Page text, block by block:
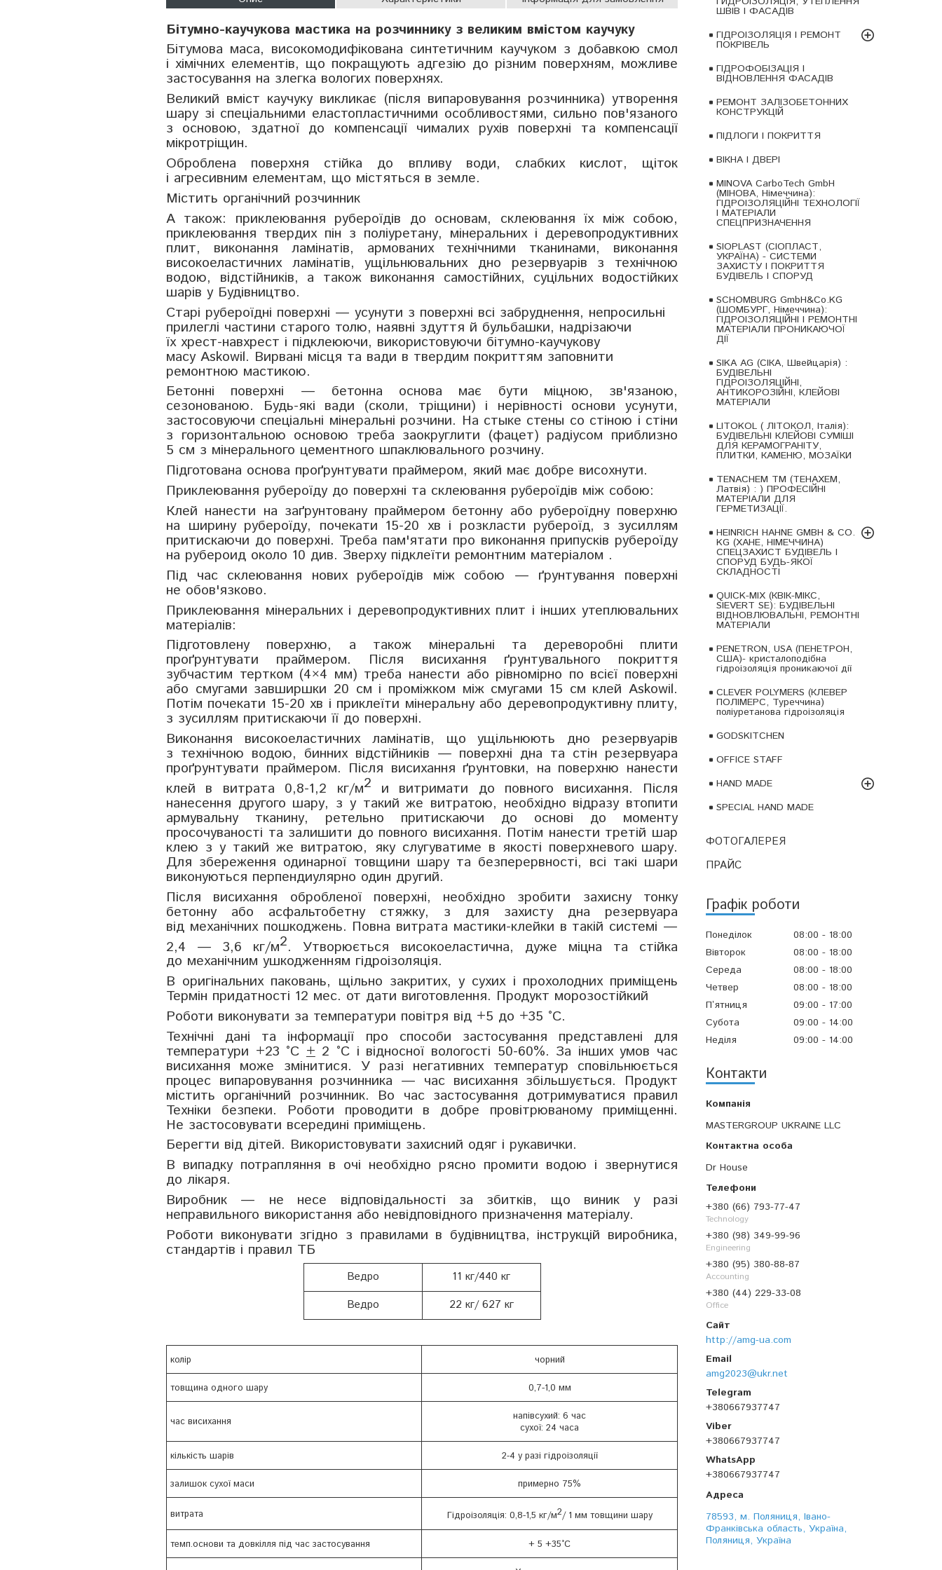
ШВІВ І ФАСАДІВ
ГІДРОІЗОЛЯЦІЯ І РЕМОНТ
ПОКРІВЕЛЬ
ГІДРОФОБІЗАЦІЯ І
ВІДНОВЛЕННЯ ФАСАДІВ
РЕМОНТ ЗАЛІЗОБЕТОННИХ
КОНСТРУКЦІЙ
ПІДЛОГИ І ПОКРИТТЯ
ВІКНА І ДВЕРІ
MINOVA CarboTech GmbH
(МІНОВА, Німеччина):
ГІДРОІЗОЛЯЦІЙНІ ТЕХНОЛОГІЇ
І МАТЕРІАЛИ
СПЕЦПРИЗНАЧЕННЯ
SIOPLAST (СІОПЛАСТ,
УКРАЇНА) - СИСТЕМИ
ЗАХИСТУ І ПОКРИТТЯ
БУДІВЕЛЬ І СПОРУД
SCHOMBURG GmbH&Co.KG
(ШОМБУРГ, Німеччина):
ГІДРОІЗОЛЯЦІЙНІ І РЕМОНТНІ
МАТЕРІАЛИ ПРОНИКАЮЧОЇ
ДІЇ
SIKA AG (СІКА, Швейцарія) :
БУДІВЕЛЬНІ
ГІДРОІЗОЛЯЦІЙНІ,
АНТИКОРОЗІЙНІ, КЛЕЙОВІ
МАТЕРІАЛИ
LITOKOL ( ЛІТОКОЛ, Італія):
БУДІВЕЛЬНІ КЛЕЙОВІ СУМІШІ
ДЛЯ КЕРАМОГРАНІТУ,
ПЛИТКИ, КАМЕНЮ, МОЗАЇКИ
TENACHEM ТМ (ТЕНАХЕМ,
Латвія) : ) ПРОФЕСІЙНІ
МАТЕРІАЛИ ДЛЯ
ГЕРМЕТИЗАЦІЇ.
HEINRICH HAHNE GMBH & CO.
KG (ХАНЕ, НІМЕЧЧИНА)
СПЕЦЗАХИСТ БУДІВЕЛЬ І
СПОРУД БУДЬ-ЯКОЇ
СКЛАДНОСТІ
QUICK-MIX (КВІК-МІКС,
SIEVERT SE): БУДІВЕЛЬНІ
ВІДНОВЛЮВАЛЬНІ, РЕМОНТНІ
МАТЕРІАЛИ
PENETRON, USA (ПЕНЕТРОН,
США)- кристалоподібна
гідроізоляція проникаючої дії
CLEVER POLYMERS (КЛЕВЕР
ПОЛІМЕРС, Туреччина)
поліуретанова гідроізоляція
GODSKITCHEN
OFFICE STAFF
HAND MADE
SPECIAL HAND MADE
ФОТОГАЛЕРЕЯ
ПРАЙС
Графік роботи
Понеділок 08:00
18:00
Вівторок
08:00
18:00
Середа
08:00
18:00
Четвер
08:00
18:00
Пʼятниця
09:00
17:00
Субота
09:00
14:00
Неділя
09:00 14:00
Контакти
MASTERGROUP UKRAINE LLC
Dr House
+380 (66) 793-77-47
Technology
+380 (98) 349-99-96
Engineering
+380 (95) 380-88-87
Accounting
+380 (44) 229-33-08
Office
http://amg-ua.com
amg2023@ukr.net
+380667937747
+380667937747
+380667937747
78593, м. Поляниця, Івано-
Франківська область, Україна,
Поляниця, Україна
Бітумно-каучукова мастика на розчиннику з великим вмістом каучуку
Бітумова маса, високомодифікована синтетичним каучуком з добавкою смол
і хімічних елементів, що покращують адгезію до різним поверхням, можливе
застосування на злегка вологих поверхнях.
Великий вміст каучуку викликає (після випаровування розчинника) утворення
шару зі спеціальними еластопластичними особливостями, сильно пов'язаного
з основою, здатної до компенсації чималих рухів поверхні та компенсації
мікротріщин.
Оброблена поверхня стійка до впливу води, слабких кислот, щіток
і агресивним елементам, що містяться в земле.
Містить органічний розчинник
А також: приклеювання рубероїдів до основам, склеювання їх між собою,
приклеювання твердих пін з поліуретану, мінеральних і деревопродуктивних
плит, виконання ламінатів, армованих технічними тканинами, виконання
високоеластичних ламінатів, ущільнювальних дно резервуарів з технічною
водою, відстійників, а також виконання самостійних, суцільних водостійких
шарів у Будівництво.
Старі рубероїдні поверхні — усунути з поверхні всі забруднення, непросильні
прилеглі частини старого толю, наявні здуття й бульбашки, надрізаючи
їх хрест-навхрест і підклеюючи, використовуючи бітумно-каучукову
масу Askowil. Вирвані місця та вади в твердим покриттям заповнити
ремонтною мастикою.
Бетонні поверхні — бетонна основа має бути міцною, зв'язаною,
сезонованою. Будь-які вади (сколи, тріщини) і нерівності основи усунути,
застосовуючи спеціальні мінеральні розчини. На стыке стены со стіною і стіни
з горизонтальною основою треба заокруглити (фацет) радіусом приблизно
5 см з мінерального цементного шпаклювального розчину.
Підготована основа проґрунтувати праймером, який має добре висохнути.
Приклеювання рубероїду до поверхні та склеювання рубероїдів між собою:
Клей нанести на заґрунтовану праймером бетонну або рубероїдну поверхню
на ширину рубероїду, почекати 15-20 хв і розкласти рубероїд, з зусиллям
притискаючи до поверхні. Треба пам'ятати про виконання припусків рубероїду
на рубероид около 10 див. Зверху підклеїти ремонтним матеріалом .
Під час склеювання нових рубероїдів між собою — ґрунтування поверхні
не обов'язково.
Приклеювання мінеральних і деревопродуктивних плит і інших утеплювальних
матеріалів:
Підготовлену поверхню, а також мінеральні та дереворобні плити
проґрунтувати праймером. Після висихання ґрунтувального покриття
зубчастим тертком (4×4 мм) треба нанести або рівномірно по всієї поверхні
або смугами завширшки 20 см і проміжком між смугами 15 см клей Askowil.
Потім почекати 15-20 хв і приклеїти мінеральну або деревопродуктивну плиту,
з зусиллям притискаючи її до поверхні.
Виконання високоеластичних ламінатів, що ущільнюють дно резервуарів
з технічною водою, бинних відстійників — поверхні дна та стін резервуара
проґрунтувати праймером. Після висихання ґрунтовки, на поверхню нанести
клей в витрата 0,8-1,2 кг/м2 и витримати до повного висихання. Після
нанесення другого шару, з у такий же витратою, необхідно відразу втопити
армувальну тканину, ретельно притискаючи до основі до моменту
просочуваності та залишити до повного висихання. Потім нанести третій шар
клею з у такий же витратою, яку слугуватиме в якості поверхневого шару.
Для збереження одинарної товщини шару та безперервності, всі такі шари
виконуються перпендиулярно один другий.
Після висихання обробленої поверхні, необхідно зробити захисну тонку
бетонну або асфальтобетну стяжку, з для захисту дна резервуара
від механічних пошкоджень. Повна витрата мастики-клейки в такій системі —
2,4 — 3,6 кг/м2. Утворюється високоеластична, дуже міцна та стійка
до механічним ушкодженням гідроізоляція.
В оригінальних паковань, щільно закритих, у сухих і прохолодних приміщень
Термін придатності 12 мес. от дати виготовлення. Продукт морозостійкий
Роботи виконувати за температури повітря від +5 до +35 °C.
Технічні дані та інформації про способи застосування представлені для
температури +23 °C+2 °C і відносної вологості 50-60%. За інших умов час
висихання може змінитися. У разі негативних температур сповільнюється
процес випаровування розчинника — час висихання збільшується. Продукт
містить органічний розчинник. Во час застосування дотримуватися правил
Техніки безпеки. Роботи проводити в добре провітрюваному приміщенні.
Не застосовувати всередині приміщень.
Берегти від дітей. Використовувати захисний одяг і рукавички.
В випадку потрапляння в очі необхідно рясно промити водою і звернутися
до лікаря.
Виробник — не несе відповідальності за збитків, що виник у разі
неправильного використання або невідповідного призначення матеріалу.
Роботи виконувати згідно з правилами в будівництва, інструкцій виробника,
стандартів і правил ТБ
Ведро
11 кг/440 кг
Ведро
22 кг/ 627 кг
колір чорний
товщина одного шару 0,7-1,0 мм
час висихання
напівсухий: 6 час
сухої: 24 часа
кількість шарів 2-4 у разі гідроізоляції
залишок сухої маси примерно 75%
витрата Гідроізоляція: 0,8-1,5 кг/м2/ 1 мм товщини шару
темп.основи та довкілля під час застосування + 5 +35°C